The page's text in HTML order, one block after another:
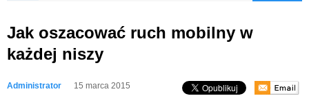
Jak oszacować ruch mobilny w
każdej niszy
Administrator 15 marca 2015